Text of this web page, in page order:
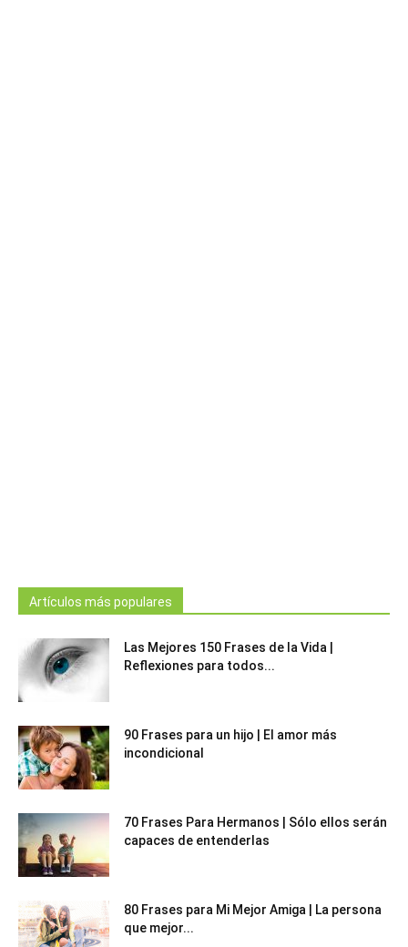
Artículos más populares
Las Mejores 150 Frases de la Vida |
Reflexiones para todos...
90 Frases para un hijo | El amor más
incondicional
70 Frases Para Hermanos | Sólo ellos serán
capaces de entenderlas
80 Frases para Mi Mejor Amiga | La persona
que mejor...